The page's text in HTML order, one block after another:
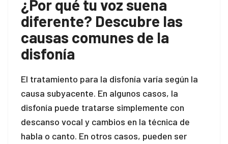
¿Por qué tu voz suena
diferente? Descubre las
causas comunes de la
disfonía
El tratamiento para la disfonía varía según la
causa subyacente. En algunos casos, la
disfonía puede tratarse simplemente con
descanso vocal y cambios en la técnica de
habla o canto. En otros casos, pueden ser